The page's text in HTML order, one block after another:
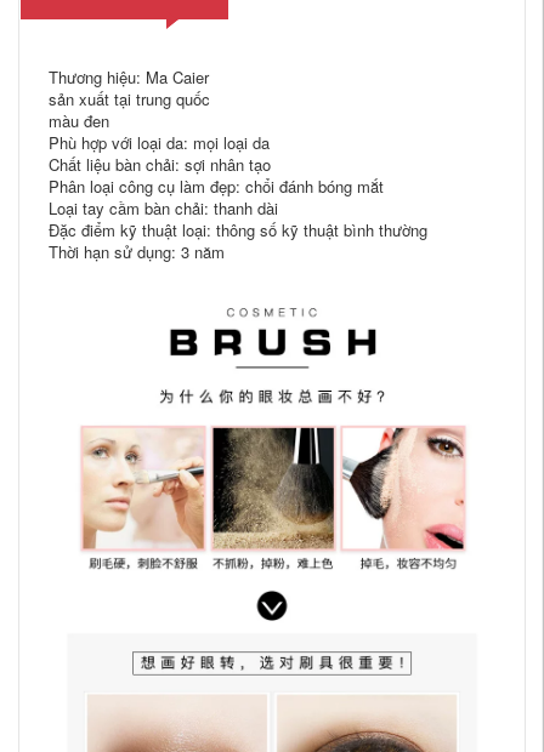
Thương hiệu: Ma Caier
sản xuất tại trung quốc
màu đen
Phù hợp với loại da: mọi loại da
Chất liệu bàn chải: sợi nhân tạo
Phân loại công cụ làm đẹp: chổi đánh bóng mắt
Loại tay cầm bàn chải: thanh dài
Đặc điểm kỹ thuật loại: thông số kỹ thuật bình thường
Thời hạn sử dụng: 3 năm